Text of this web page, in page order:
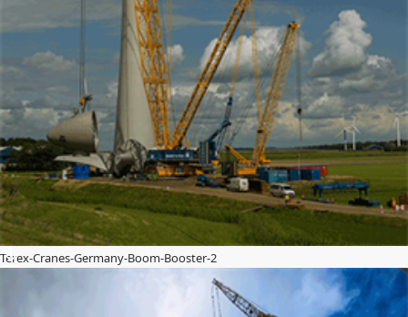
Terex-Cranes-Germany-Boom-Booster-2